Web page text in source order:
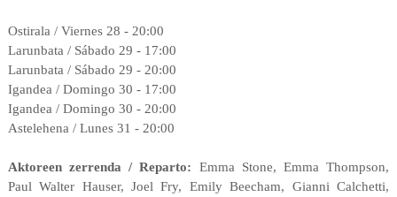
Ostirala / Viernes 28 - 20:00
Larunbata / Sábado 29 - 17:00
Larunbata / Sábado 29 - 20:00
Igandea / Domingo 30 - 17:00
Igandea / Domingo 30 - 20:00
Astelehena / Lunes 31 - 20:00
Aktoreen zerrenda / Reparto: Emma Stone, Emma Thompson,
Paul Walter Hauser, Joel Fry, Emily Beecham, Gianni Calchetti,